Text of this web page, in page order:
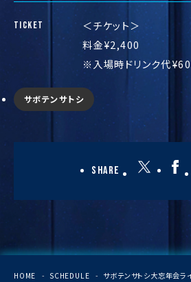
TICKET
＜チケット＞
料金¥2,400
※入場時ドリンク代
サボテンサトシ
Share
HOME SCHEDULE サボテンサトシ大忘年会ラ